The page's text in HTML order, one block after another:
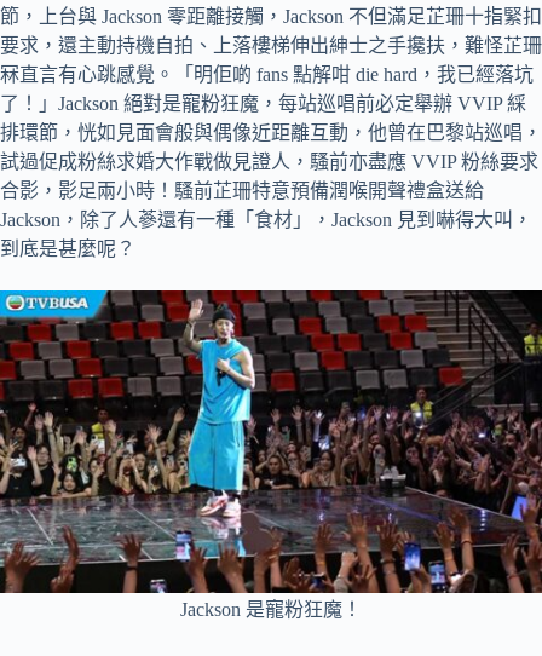
節，上台與 Jackson 零距離接觸，Jackson 不但滿足芷珊十指緊扣
要求，還主動持機自拍、上落樓梯伸出紳士之手攙扶，難怪芷珊
冧直言有心跳感覺。「明佢啲 fans 點解咁 die hard，我已經落坑
了！」Jackson 絕對是寵粉狂魔，每站巡唱前必定舉辦 VVIP 綵
排環節，恍如見面會般與偶像近距離互動，他曾在巴黎站巡唱，
試過促成粉絲求婚大作戰做見證人，騷前亦盡應 VVIP 粉絲要求
合影，影足兩小時！騷前芷珊特意預備潤喉開聲禮盒送給
Jackson，除了人蔘還有一種「食材」，Jackson 見到嚇得大叫，
到底是甚麼呢？
Jackson 是寵粉狂魔！